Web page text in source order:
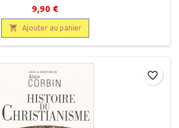
9,90 €
 Ajouter au panier
favorite_border